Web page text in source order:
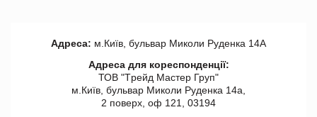
Адреса: м.Київ, бульвар Миколи Руденка 14А
Адреса для кореспонденції:
ТОВ "Tрейд Мастер Груп"
м.Київ, бульвар Миколи Руденка 14а,
2 поверх, оф 121, 03194